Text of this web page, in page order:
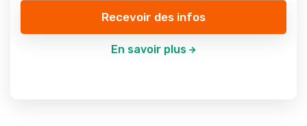
Recevoir des infos
En savoir plus